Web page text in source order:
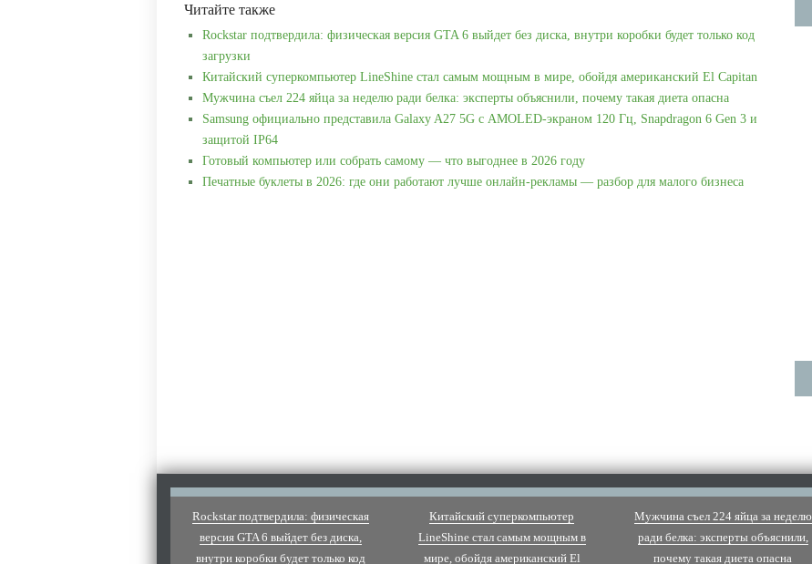
Читайте также
Rockstar подтвердила: физическая версия GTA 6 выйдет без диска, внутри коробки будет только код
загрузки
Китайский суперкомпьютер LineShine стал самым мощным в мире, обойдя американский El Capitan
Мужчина съел 224 яйца за неделю ради белка: эксперты объяснили, почему такая диета опасна
Samsung официально представила Galaxy A27 5G с AMOLED-экраном 120 Гц, Snapdragon 6 Gen 3 и
защитой IP64
Готовый компьютер или собрать самому — что выгоднее в 2026 году
Печатные буклеты в 2026: где они работают лучше онлайн-рекламы — разбор для малого бизнеса
Rockstar подтвердила: физическая
версия GTA 6 выйдет без диска,
внутри коробки будет только код
Китайский суперкомпьютер
LineShine стал самым мощным в
мире, обойдя американский El
Мужчина съел 224 яйца за неделю
ради белка: эксперты объяснили,
почему такая диета опасна